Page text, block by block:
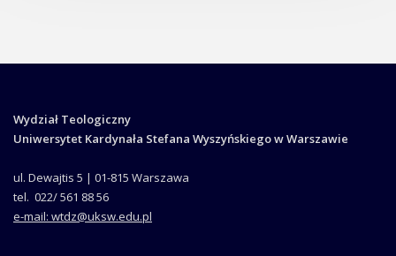
Wydział Teologiczny
Uniwersytet Kardynała Stefana Wyszyńskiego w Warszawie
ul. Dewajtis 5 | 01-815 Warszawa
tel. 022/ 561 88 56
e-mail: wtdz@uksw.edu.pl